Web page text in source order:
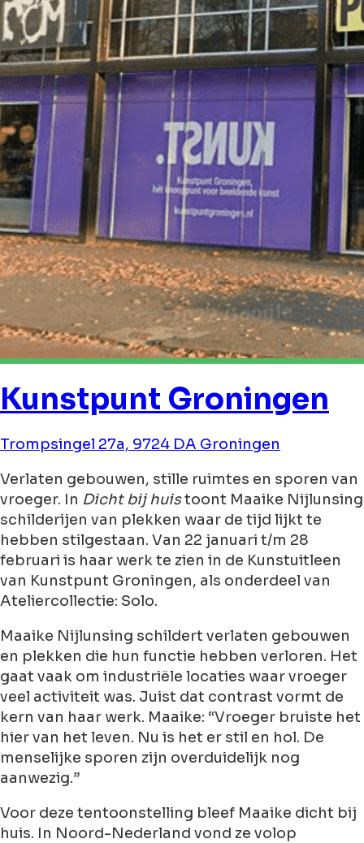
Kunstpunt Groningen
Trompsingel 27a, 9724 DA Groningen
Verlaten gebouwen, stille ruimtes en sporen van
vroeger. In Dicht bij huistoont Maaike Nijlunsing
schilderijen van plekken waar de tijd lijkt te
hebben stilgestaan. Van 22 januari t/m 28
februari is haar werk te zien in de Kunstuitleen
van Kunstpunt Groningen, als onderdeel van
Ateliercollectie: Solo.
Maaike Nijlunsing schildert verlaten gebouwen
en plekken die hun functie hebben verloren. Het
gaat vaak om industriële locaties waar vroeger
veel activiteit was. Juist dat contrast vormt de
kern van haar werk. Maaike: “Vroeger bruiste het
hier van het leven. Nu is het er stil en hol. De
menselijke sporen zijn overduidelijk nog
aanwezig.”
Voor deze tentoonstelling bleef Maaike dicht bij
huis. In Noord-Nederland vond ze volop